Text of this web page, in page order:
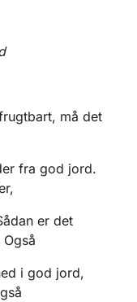
må det
fra god jord.
er det
i god jord,